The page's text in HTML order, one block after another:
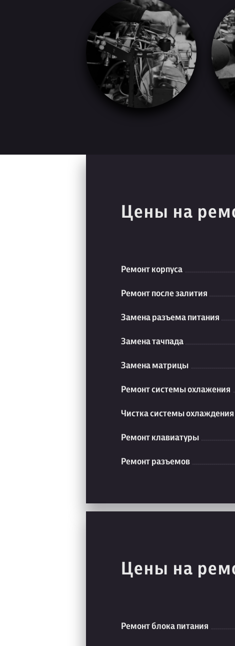
Цены на
Ремонт корпуса
Ремонт после залития
Замена разъема питания
Замена тачпада
Замена матрицы
Ремонт системы охлажения
Чистка системы охлаждения
Ремонт клавиатуры
Ремонт разъемов
Цены на
Ремонт блока питания